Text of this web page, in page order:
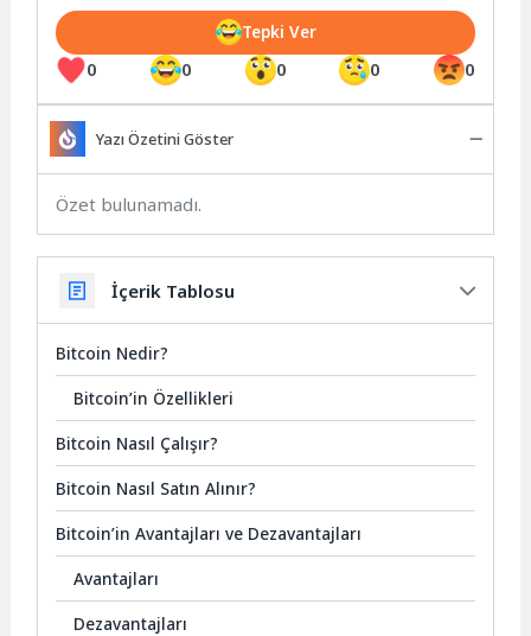
0 0 0 0 0
Tepki Ver
Yazı Özetini Göster
Özet bulunamadı.
İçerik Tablosu
Bitcoin Nedir?
Bitcoin’in Özellikleri
Bitcoin Nasıl Çalışır?
Bitcoin Nasıl Satın Alınır?
Bitcoin’in Avantajları ve Dezavantajları
Avantajları
Dezavantajları